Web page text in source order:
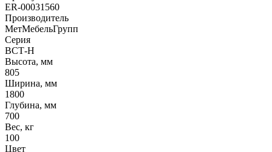
ER-00031560
Производитель
МетМебельГрупп
Серия
ВСТ-Н
Высота, мм
805
Ширина, мм
1800
Глубина, мм
700
Вес, кг
100
Цвет